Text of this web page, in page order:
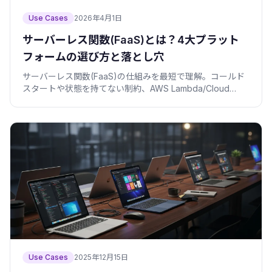
Use Cases 2026年4月1日
サーバーレス関数(FaaS)とは？4大プラット
フォームの選び方と落とし穴
サーバーレス関数(FaaS)の仕組みを最短で理解。コールド
スタートや状態を持てない制約、AWS Lambda/Cloud
Use Cases 2025年12月15日